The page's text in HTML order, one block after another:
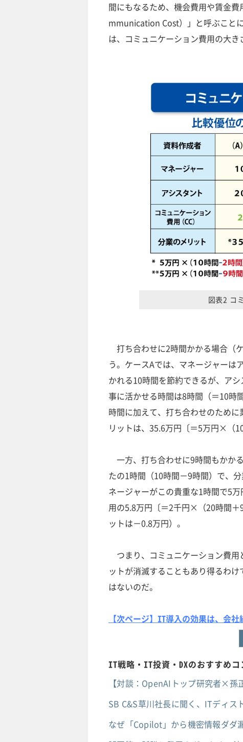
間にもなるため、機会費用や賃金
mmunication Cost）」と呼ぶこと
は、コミュニケーション費用の大
図表2 コ
打ち合わせに2時間かかる場合（
う。ケースAでは、マネージャーは
かれる10時間を節約できるが、ア
事に活かせる時間は8時間（＝10時
時間に加えて、打ち合わせのため
リットは、35.6万円〔＝5万円×（
一方、打ち合わせに9時間もかか
たの1時間（10時間－9時間）で、
ネージャーがこの貴重な1時間で5
用の5.8万円〔＝2千円×（20時間＋
ットは－0.8万円）。
つまり、コミュニケーション費用
ットが消滅することもあり得るわ
はないのだ。
【次ページ】IT導入の効果は、会
IT戦略・IT投資・DXのおすすめコ
【対談：OpenAIトップ研究者×孫
SB C&S草川社長に聞く、ITディス
なぜ「Copilot」から機密情報ダダ